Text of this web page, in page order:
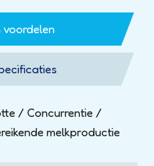
voordelen
/ Concurrentie /
melkproductie